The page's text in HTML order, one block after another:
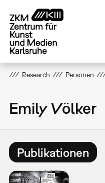
zum
Inhalt
Research Personen
Emily Völker
Publikationen